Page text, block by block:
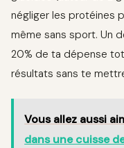
négliger les protéines
même sans sport. Un
20% de ta dépense
résultats sans te
Vous allez aussi
dans une cuisse